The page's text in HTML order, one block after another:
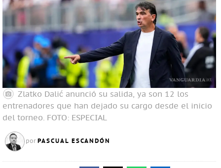
Zlatko Dalić anunció su salida, ya son 12 los
entrenadores que han dejado su cargo desde el inicio
del torneo. FOTO: ESPECIAL
por PASCUAL ESCANDÓN